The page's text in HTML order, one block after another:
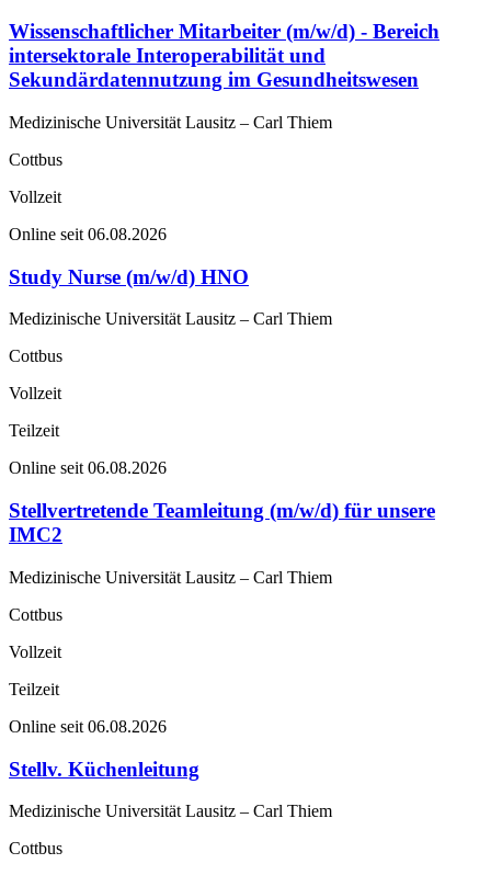
Wissenschaftlicher Mitarbeiter (m/w/d) - Bereich
intersektorale Interoperabilität und
Sekundärdatennutzung im Gesundheitswesen
Medizinische Universität Lausitz – Carl Thiem
Cottbus
Vollzeit
Online seit 06.08.2026
Study Nurse (m/w/d) HNO
Medizinische Universität Lausitz – Carl Thiem
Cottbus
Vollzeit
Teilzeit
Online seit 06.08.2026
Stellvertretende Teamleitung (m/w/d) für unsere
IMC2
Medizinische Universität Lausitz – Carl Thiem
Cottbus
Vollzeit
Teilzeit
Online seit 06.08.2026
Stellv. Küchenleitung
Medizinische Universität Lausitz – Carl Thiem
Cottbus